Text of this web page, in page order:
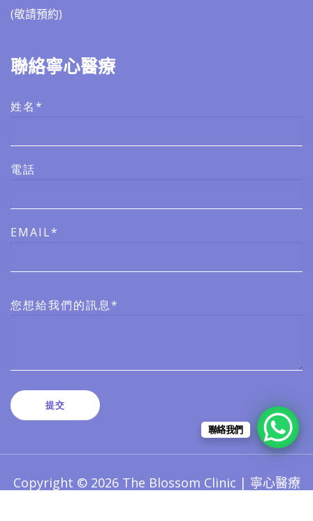
(敬請預約)​​
聯絡寧心醫療
姓名*
電話
EMAIL*
您想給我們的訊息*
Copyright © 2026 The Blossom Clinic | 寧心醫療
聯絡我們